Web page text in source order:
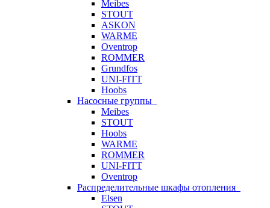
Meibes
STOUT
ASKON
WARME
Oventrop
ROMMER
Grundfos
UNI-FITT
Hoobs
Насосные группы
Meibes
STOUT
Hoobs
WARME
ROMMER
UNI-FITT
Oventrop
Распределительные шкафы отопления
Elsen